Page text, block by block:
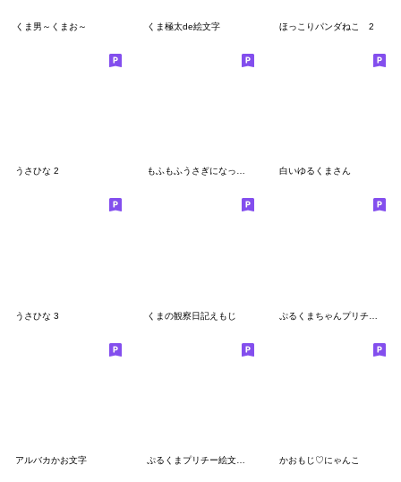
くま男～くまお～ くま極太de絵文字 ほっこりパンダねこ 2
うさひな 2 もふもふうさぎになってみた 絵文字 白いゆるくまさん
うさひな 3 くまの観察日記えもじ ぷるくまちゃんプリチー絵文字☆
アルバカかお文字 かおもじ♡にゃんこ